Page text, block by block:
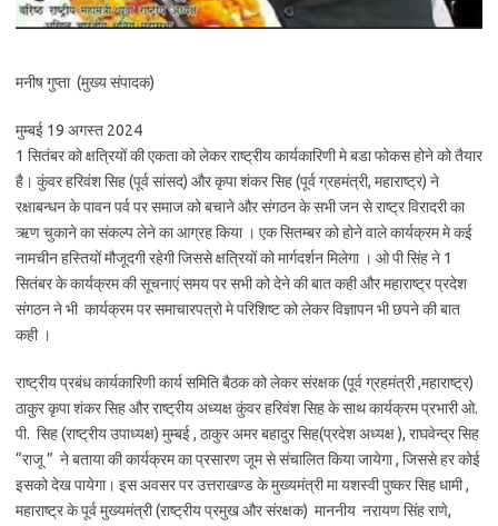
मनीष गुप्ता (मुख्य संपादक)
मुम्बई 19 अगस्त 2024
1 सितंबर को क्षत्रियों की एकता को लेकर राष्ट्रीय कार्यकारिणी मे बडा फोकस होने को तैयार
है। कुंवर हरिवंश सिह (पूर्व सांसद) और कृपा शंकर सिह (पूर्व ग्रहमंत्री, महाराष्ट्र) ने
रक्षाबन्धन के पावन पर्व पर समाज को बचाने और संगठन के सभी जन से राष्ट्र विरादरी का
ऋण चुकाने का संकल्प लेने का आग्रह किया । एक सितम्बर को होने वाले कार्यक्रम मे कई
नामचीन हस्तियों मौजूदगी रहेगी जिससे क्षत्रियों को मार्गदर्शन मिलेगा । ओ पी सिंह ने 1
सितंबर के कार्यक्रम की सूचनाएं समय पर सभी को देने की बात कही और महाराष्ट्र प्रदेश
संगठन ने भी कार्यक्रम पर समाचारपत्रो मे परिशिष्ट को लेकर विज्ञापन भी छपने की बात
कही ।
राष्ट्रीय प्रबंध कार्यकारिणी कार्य समिति बैठक को लेकर संरक्षक (पूर्व ग्रहमंत्री ,महाराष्ट्र)
ठाकुर कृपा शंकर सिह और राष्ट्रीय अध्यक्ष कुंवर हरिवंश सिह के साथ कार्यक्रम प्रभारी ओ.
पी. सिह (राष्ट्रीय उपाध्यक्ष) मुम्बई , ठाकुर अमर बहादुर सिह(प्रदेश अध्यक्ष ), राघवेन्द्र सिह
“राजू ” ने बताया की कार्यक्रम का प्रसारण जूम से संचालित किया जायेगा , जिससे हर कोई
इसको देख पायेगा। इस अवसर पर उत्तराखण्ड के मुख्यमंत्री मा यशस्वी पुष्कर सिह धामी ,
महाराष्ट्र के पूर्व मुख्यमंत्री (राष्ट्रीय प्रमुख और संरक्षक) माननीय नरायण सिंह राणे,